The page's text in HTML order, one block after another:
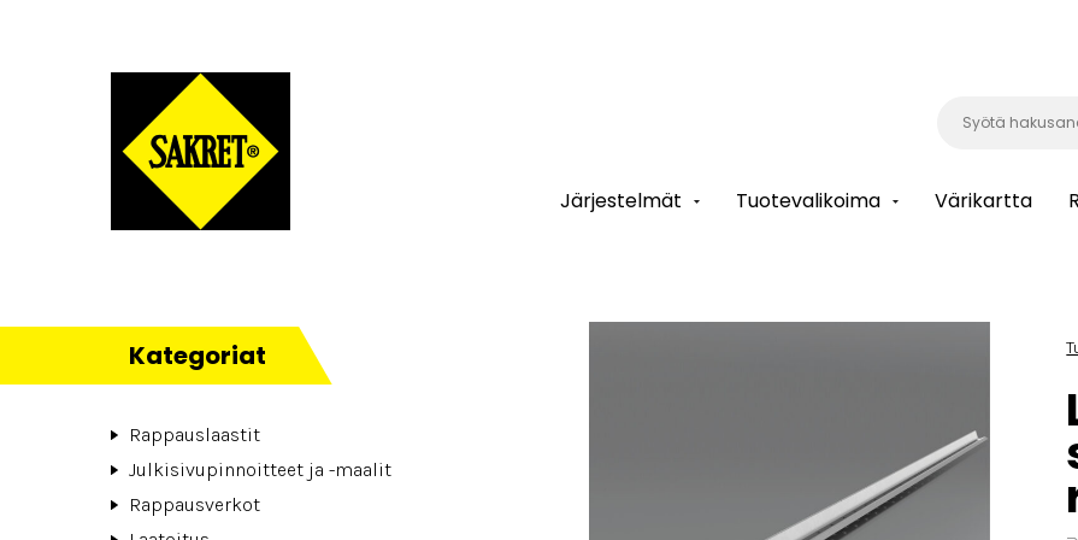
Järjestelmät Tuotevalikoima Värikartta
Kategoriat
Rappauslaastit
Julkisivupinnoitteet ja -maalit
Rappausverkot